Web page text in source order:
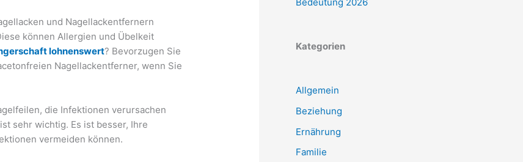
und Nagellackentfernern
können Allergien und Übelkeit
lohnenswert? Bevorzugen Sie
Nagellackentferner, wenn Sie
die Infektionen verursachen
sehr wichtig. Es ist besser, Ihre
vermeiden können.
Kategorien
Allgemein
Beziehung
Ernährung
Familie